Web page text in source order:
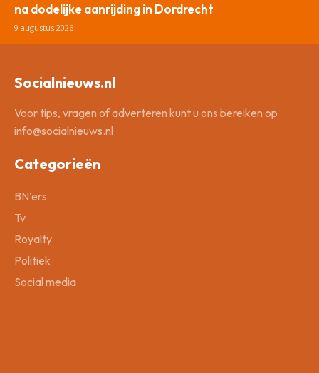
na dodelijke aanrijding in Dordrecht
9 augustus 2026
Socialnieuws.nl
Voor tips, vragen of adverteren kunt u ons bereiken op
info@socialnieuws.nl
Categorieën
BN’ers
Tv
Royalty
Politiek
Social media